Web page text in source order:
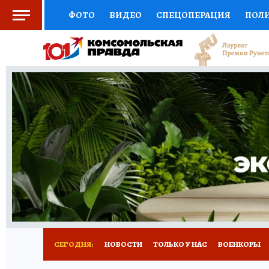
ФОТО ВИДЕО СПЕЦОПЕРАЦИЯ
СОЦПОДДЕРЖКА НАУКА СПОРТ
ВЫБОР ЭКСПЕРТОВ ДОКТОР
КНИЖНАЯ ПОЛКА ПРОГНОЗЫ НА СПОРТ
ПРЕСС-ЦЕНТР НЕДВИЖИМОСТЬ
РАДИО КП РЕКЛАМА ТЕСТЫ НОВОЕ
СЕГОДНЯ: НОВОСТИ ТОЛЬКО У НАС ВОЕНКОРЫ